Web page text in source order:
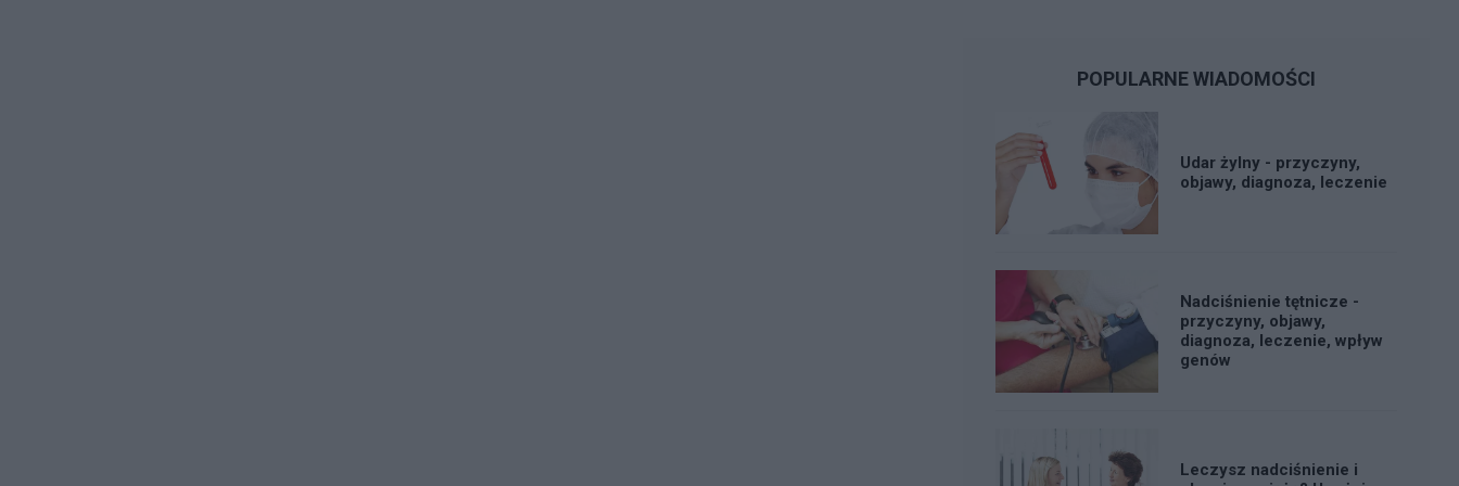
POPULARNE WIADOMOŚCI
Udar żylny - przyczyny,
objawy, diagnoza, leczenie
Nadciśnienie tętnicze -
przyczyny, objawy,
diagnoza, leczenie, wpływ
genów
Leczysz nadciśnienie i